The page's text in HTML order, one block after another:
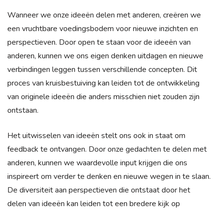
Wanneer we onze ideeën delen met anderen, creëren we
een vruchtbare voedingsbodem voor nieuwe inzichten en
perspectieven. Door open te staan voor de ideeën van
anderen, kunnen we ons eigen denken uitdagen en nieuwe
verbindingen leggen tussen verschillende concepten. Dit
proces van kruisbestuiving kan leiden tot de ontwikkeling
van originele ideeën die anders misschien niet zouden zijn
ontstaan.
Het uitwisselen van ideeën stelt ons ook in staat om
feedback te ontvangen. Door onze gedachten te delen met
anderen, kunnen we waardevolle input krijgen die ons
inspireert om verder te denken en nieuwe wegen in te slaan.
De diversiteit aan perspectieven die ontstaat door het
delen van ideeën kan leiden tot een bredere kijk op